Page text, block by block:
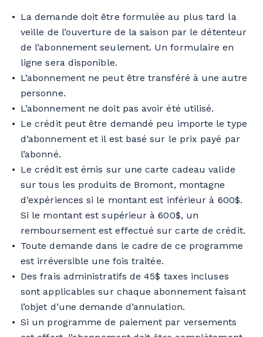
La demande doit être formulée au plus tard la
veille de l’ouverture de la saison par le détenteur
de l’abonnement seulement. Un formulaire en
ligne sera disponible.
L’abonnement ne peut être transféré à une autre
personne.
L’abonnement ne doit pas avoir été utilisé.
Le crédit peut être demandé peu importe le type
d’abonnement et il est basé sur le prix payé par
l’abonné.
Le crédit est émis sur une carte cadeau valide
sur tous les produits de Bromont, montagne
d’expériences si le montant est inférieur à 600$.
Si le montant est supérieur à 600$, un
remboursement est effectué sur carte de crédit.
Toute demande dans le cadre de ce programme
est irréversible une fois traitée.
Des frais administratifs de 45$ taxes incluses
sont applicables sur chaque abonnement faisant
l’objet d’une demande d’annulation.
Si un programme de paiement par versements